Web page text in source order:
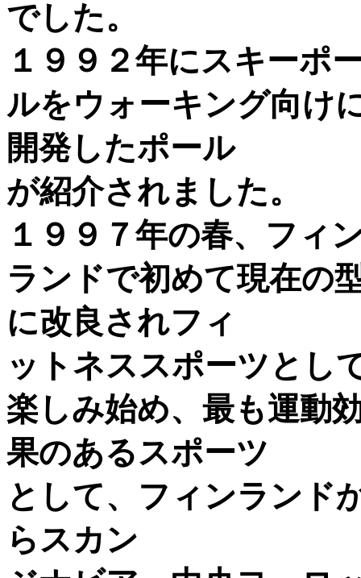
でした。
１９９２年にスキーポ
ルをウォーキング向け
開発したポール
が紹介されました。
１９９７年の春、フィ
ランドで初めて現在の
に改良されフィ
ットネススポーツとし
楽しみ始め、最も運動
果のあるスポーツ
として、フィンランド
らスカン